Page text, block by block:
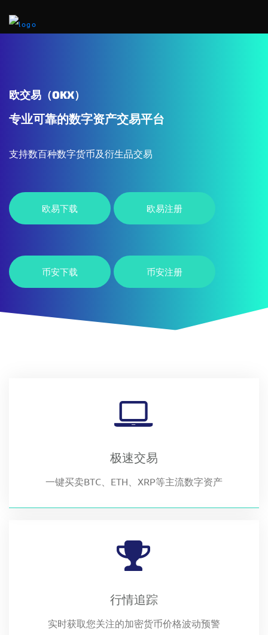
欧交易（OKX）
专业可靠的数字资产交易平台
支持数百种数字货币及衍生品交易
欧易下载 欧易注册
币安下载 币安注册
极速交易
一键买卖BTC、ETH、XRP等主流数字资产
行情追踪
实时获取您关注的加密货币价格波动预警